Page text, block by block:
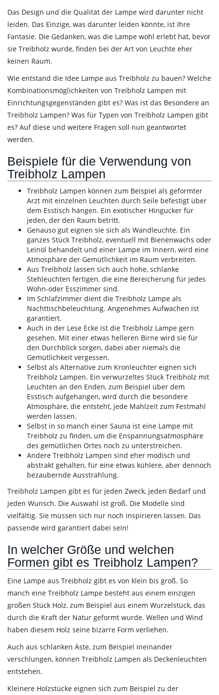
Das Design und die Qualität der Lampe wird darunter nicht
leiden. Das Einzige, was darunter leiden könnte, ist Ihre
Fantasie. Die Gedanken, was die Lampe wohl erlebt hat, bevor
sie Treibholz wurde, finden bei der Art von Leuchte eher
keinen Raum.
Wie entstand die Idee Lampe aus Treibholz zu bauen? Welche
Kombinationsmöglichkeiten von Treibholz Lampen mit
Einrichtungsgegenständen gibt es? Was ist das Besondere an
Treibholz Lampen? Was für Typen von Treibholz Lampen gibt
es? Auf diese und weitere Fragen soll nun geantwortet
werden.
Beispiele für die Verwendung von
Treibholz Lampen
Treibholz Lampen können zum Beispiel als geformter
Arzt mit einzelnen Leuchten durch Seile befestigt über
dem Esstisch hängen. Ein exotischer Hingucker für
jeden, der den Raum betritt.
Genauso gut eignen sie sich als Wandleuchte. Ein
ganzes Stück Treibholz, eventuell mit Bienenwachs oder
Leinöl behandelt und einer Lampe im Innern, wird eine
Atmosphäre der Gemütlichkeit im Raum verbreiten.
Aus Treibholz lassen sich auch hohe, schlanke
Stehleuchten fertigen, die eine Bereicherung für jedes
Wohn-oder Esszimmer sind.
Im Schlafzimmer dient die Treibholz Lampe als
Nachttischbeleuchtung. Angenehmes Aufwachen ist
garantiert.
Auch in der Lese Ecke ist die Treibholz Lampe gern
gesehen. Mit einer etwas helleren Birne wird sie für
den Durchblick sorgen, dabei aber niemals die
Gemütlichkeit vergessen.
Selbst als Alternative zum Kronleuchter eignen sich
Treibholz Lampen. Ein verwurzeltes Stück Treibholz mit
Leuchten an den Enden, zum Beispiel über dem
Esstisch aufgehangen, wird durch die besondere
Atmosphäre, die entsteht, jede Mahlzeit zum Festmahl
werden lassen.
Selbst in so manch einer Sauna ist eine Lampe mit
Treibholz zu finden, um die Enspannungsatmosphäre
des gemütlichen Ortes noch zu unterstreichen.
Andere Treibholz Lampen sind eher modisch und
abstrakt gehalten, für eine etwas kühlere, aber dennoch
bezaubernde Ausstrahlung.
Treibholz Lampen gibt es für jeden Zweck, jeden Bedarf und
jeden Wunsch. Die Auswahl ist groß. Die Modelle sind
vielfältig. Sie müssen sich nur noch inspirieren lassen. Das
passende wird garantiert dabei sein!
In welcher Größe und welchen
Formen gibt es Treibholz Lampen?
Eine Lampe aus Treibholz gibt es von klein bis groß. So
manch eine Treibholz Lampe besteht aus einem einzigen
großen Stück Holz, zum Beispiel aus einem Wurzelstück, das
durch die Kraft der Natur geformt wurde. Wellen und Wind
haben diesem Holz seine bizarre Form verliehen.
Auch aus schlanken Äste, zum Beispiel ineinander
verschlungen, können Treibholz Lampen als Deckenleuchten
entstehen.
Kleinere Holzstücke eignen sich zum Beispiel zu der